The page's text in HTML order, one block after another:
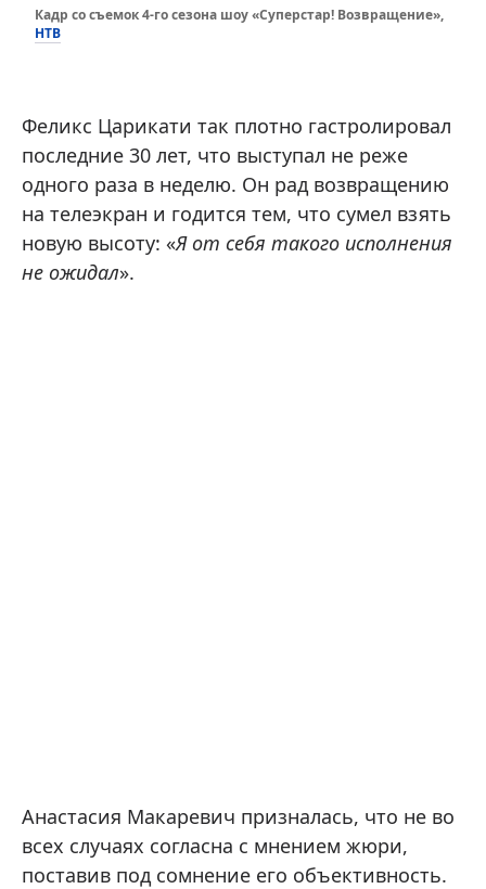
Кадр со съемок 4-го сезона шоу «Суперстар! Возвращение»,
НТВ
Феликс Царикати так плотно гастролировал
последние 30 лет, что выступал не реже
одного раза в неделю. Он рад возвращению
на телеэкран и годится тем, что сумел взять
новую высоту: «Я от себя такого исполнения
не ожидал».
Анастасия Макаревич призналась, что не во
всех случаях согласна с мнением жюри,
поставив под сомнение его объективность.